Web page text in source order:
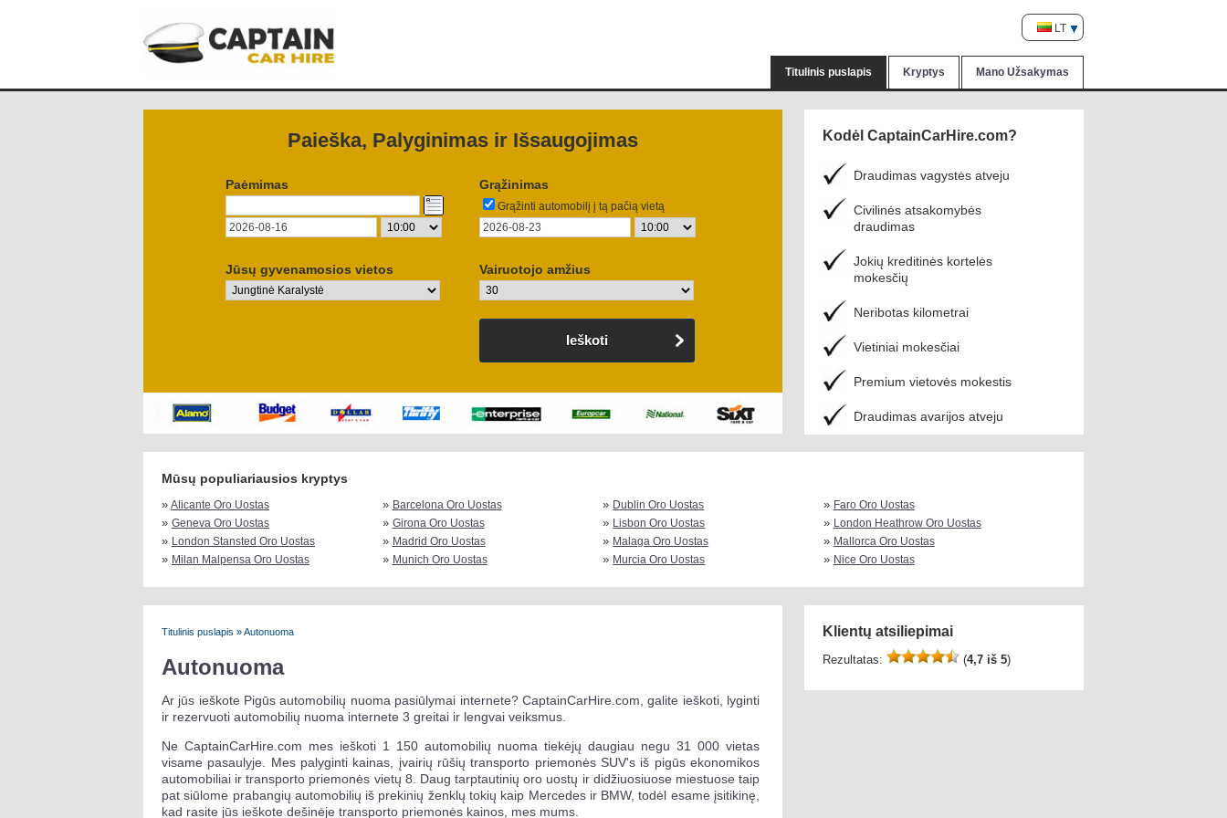
LT
Titulinis puslapis Kryptys Mano Užsakymas
Paieška, Palyginimas ir Išsaugojimas
Paėmimas Grąžinimas
Grąžinti automobilį į tą pačią vietą
Jūsų gyvenamosios vietos Vairuotojo amžius
Ieškoti
Kodėl CaptainCarHire.com?
Draudimas vagystės atveju
Civilinės atsakomybės
draudimas
Jokių kreditinės kortelės
mokesčių
Neribotas kilometrai
Vietiniai mokesčiai
Premium vietovės mokestis
Draudimas avarijos atveju
Mūsų populiariausios kryptys
» Alicante Oro Uostas » Barcelona Oro Uostas » Dublin Oro Uostas » Faro Oro Uostas
» Geneva Oro Uostas » Girona Oro Uostas » Lisbon Oro Uostas » London Heathrow Oro Uostas
» London Stansted Oro Uostas » Madrid Oro Uostas » Malaga Oro Uostas » Mallorca Oro Uostas
» Milan Malpensa Oro Uostas » Munich Oro Uostas » Murcia Oro Uostas » Nice Oro Uostas
Titulinis puslapis »Autonuoma
Autonuoma
Ar jūs ieškote Pigūs automobilių nuoma pasiūlymai internete? CaptainCarHire.com, galite ieškoti, lyginti
ir rezervuoti automobilių nuoma internete 3 greitai ir lengvai veiksmus.
Ne CaptainCarHire.com mes ieškoti 1 150 automobilių nuoma tiekėjų daugiau negu 31 000 vietas
visame pasaulyje. Mes palyginti kainas, įvairių rūšių transporto priemonės SUV's iš pigūs ekonomikos
automobiliai ir transporto priemonės vietų 8. Daug tarptautinių oro uostų ir didžiuosiuose miestuose taip
pat siūlome prabangių automobilių iš prekinių ženklų tokių kaip Mercedes ir BMW, todėl esame įsitikinę,
kad rasite jūs ieškote dešinėje transporto priemonės kainos, mes mums.
Klientų atsiliepimai
Rezultatas: (4,7 iš 5)